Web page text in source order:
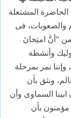
الحاضرة المشتعلة
والصعوبات، فى
"أنَّ امتِحانَ
كاثوليك وأنشطة
نمر بمرحلة
ونثق بأن
السماوى وأن
مؤمنون بأن